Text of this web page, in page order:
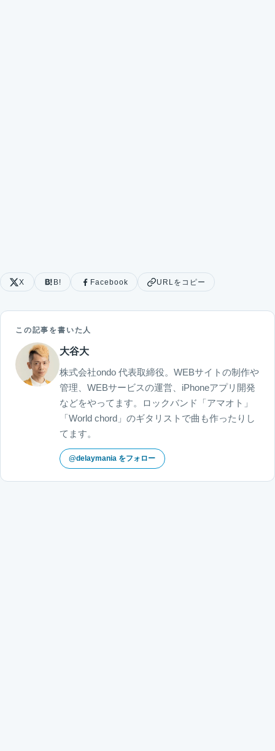
X B! Facebook URLをコピー
この記事を書いた人
大谷大
株式会社ondo 代表取締役。WEBサイトの制作や
管理、WEBサービスの運営、iPhoneアプリ開発
などをやってます。ロックバンド「アマオト」
「World chord」のギタリストで曲も作ったりし
てます。
@delaymania をフォロー